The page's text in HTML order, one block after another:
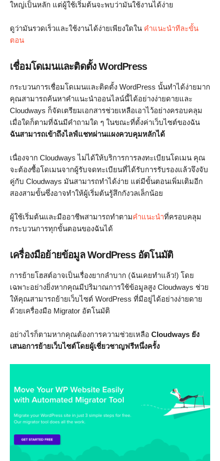
ใหญ่เป็นหลัก แต่ผู้ใช้เริ่มต้นจะพบว่ามันใช้งานได้ง่าย
ดูว่ามันรวดเร็วและใช้งานได้ง่ายเพียงใดใน คำแนะนำทีละขั้น
ตอน
เชื่อมโดเมนและติดตั้ง WordPress
กระบวนการเชื่อมโดเมนและติดตั้ง WordPress นั้นทำได้ง่ายมาก
คุณสามารถค้นหาคำแนะนำออนไลน์นี้ได้อย่างง่ายดายและ
Cloudways ก็จัดเตรียมเอกสารช่วยเหลือเอาไว้อย่างครอบคลุม
เมื่อใดก็ตามที่ฉันมีคำถามใด ๆ ในขณะที่ตั้งค่าเว็บไซต์ของฉัน
ฉันสามารถเข้าถึงไลฟ์แชทผ่านแผงควบคุมหลักได้
เนื่องจาก Cloudways ไม่ได้ให้บริการการลงทะเบียนโดเมน คุณ
จะต้องซื้อโดเมนจากผู้รับจดทะเบียนที่ได้รับการรับรองแล้วจึงจับ
คู่กับ Cloudways มันสามารถทำได้ง่าย แต่มีขั้นตอนเพิ่มเติมอีก
สองสามขั้นซึ่งอาจทำให้ผู้เริ่มต้นรู้สึกกังวลเล็กน้อย
ผู้ใช้เริ่มต้นและมืออาชีพสามารถทำตามคำแนะนำที่ครอบคลุม
กระบวนการทุกขั้นตอนของฉันได้
เครื่องมือย้ายข้อมูล WordPress อัตโนมัติ
การย้ายโฮสต์อาจเป็นเรื่องยากลำบาก (ฉันเคยทำแล้ว!) โดย
เฉพาะอย่างยิ่งหากคุณมีปริมาณการใช้ข้อมูลสูง Cloudways ช่วย
ให้คุณสามารถย้ายเว็บไซต์ WordPress ที่มีอยู่ได้อย่างง่ายดาย
ด้วยเครื่องมือ Migrator อัตโนมัติ
อย่างไรก็ตามหากคุณต้องการความช่วยเหลือ Cloudways ยัง
เสนอการย้ายเว็บไซต์โดยผู้เชี่ยวชาญฟรีหนึ่งครั้ง